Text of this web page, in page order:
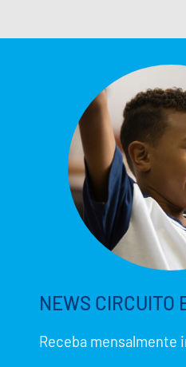
NEWS CIRCUITO
Receba mensalmente